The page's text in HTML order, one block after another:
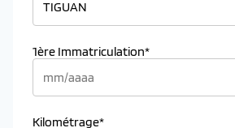
1ère Immatriculation*
Kilométrage*